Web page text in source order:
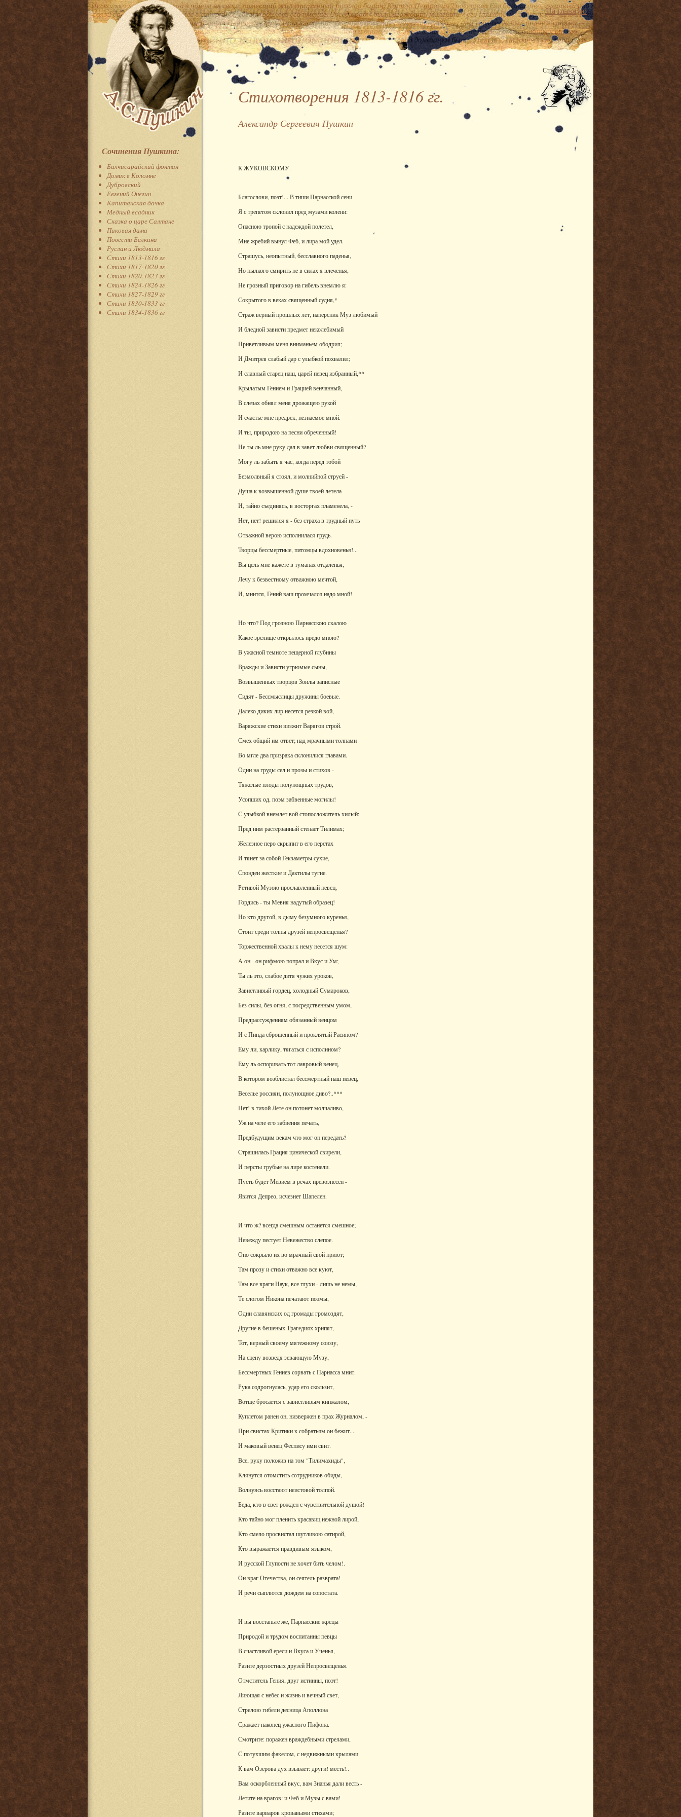
Сочинения Пушкина:
Бахчисарайский фонтан
Домик в Коломне
Дубровский
Евгений Онегин
Капитанская дочка
Медный всадник
Сказка о царе Салтане
Пиковая дама
Повести Белкина
Руслан и Людмила
Стихи 1813-1816 гг
Стихи 1817-1820 гг
Стихи 1820-1823 гг
Стихи 1824-1826 гг
Стихи 1827-1829 гг
Стихи 1830-1833 гг
Стихи 1834-1836 гг
На главную
Страница: 2
Стихотворения 1813-1816 гг.
Александр Сергеевич Пушкин
К ЖУКОВСКОМУ.
Благослови, поэт!... В тиши Парнасской сени
Я с трепетом склонил пред музами колени:
Опасною тропой с надеждой полетел,
Мне жребий вынул Феб, и лира мой удел.
Страшусь, неопытный, бесславного паденья,
Но пылкого смирить не в силах я влеченья,
Не грозный приговор на гибель внемлю я:
Сокрытого в веках священный судия,*
Страж верный прошлых лет, наперсник Муз любимый
И бледной зависти предмет неколебимый
Приветливым меня вниманьем ободрил;
И Дмитрев слабый дар с улыбкой похвалил;
И славный старец наш, царей певец избранный,**
Крылатым Гением и Грацией венчанный,
В слезах обнял меня дрожащею рукой
И счастье мне предрек, незнаемое мной.
И ты, природою на песни обреченный!
Не ты ль мне руку дал в завет любви священный?
Могу ль забыть я час, когда перед тобой
Безмолвный я стоял, и молнийной струей -
Душа к возвышенной душе твоей летела
И, тайно съединясь, в восторгах пламенела, -
Нет, нет! решился я - без страха в трудный путь
Отважной верою исполнилася грудь.
Творцы бессмертные, питомцы вдохновенья!...
Вы цель мне кажете в туманах отдаленья,
Лечу к безвестному отважною мечтой,
И, мнится, Гений ваш промчался надо мной!
Но что? Под грозною Парнасскою скалою
Какое зрелище открылось предо мною?
В ужасной темноте пещерной глубины
Вражды и Зависти угрюмые сыны,
Возвышенных творцов Зоилы записные
Сидят - Бессмыслицы дружины боевые.
Далеко диких лир несется резкой вой,
Варяжские стихи визжит Варягов строй.
Смех общий им ответ; над мрачными толпами
Во мгле два призрака склонилися главами.
Один на груды сел и прозы и стихов -
Тяжелые плоды полунощных трудов,
Усопших од, поэм забвенные могилы!
С улыбкой внемлет вой стопосложитель хилый:
Пред ним растерзанный стенает Тилимах;
Железное перо скрыпит в его перстах
И тянет за собой Гекзаметры сухие,
Спондеи жесткие и Дактилы тугие.
Ретивой Музою прославленный певец,
Гордись - ты Мевия надутый образец!
Но кто другой, в дыму безумного куренья,
Стоит среди толпы друзей непросвещенья?
Торжественной хвалы к нему несется шум:
А он - он рифмою попрал и Вкус и Ум;
Ты ль это, слабое дитя чужих уроков,
Завистливый гордец, холодный Сумароков,
Без силы, без огня, с посредственным умом,
Предрассуждениям обязанный венцом
И с Пинда сброшенный и проклятый Расином?
Ему ли, карлику, тягаться с исполином?
Ему ль оспоривать тот лавровый венец,
В котором возблистал бессмертный наш певец,
Веселье россиян, полунощное диво?..***
Нет! в тихой Лете он потонет молчаливо,
Уж на челе его забвения печать,
Предбудущим векам что мог он передать?
Страшилась Грация цинической свирели,
И персты грубые на лире костенели.
Пусть будет Мевием в речах превознесен -
Явится Депрео, исчезнет Шапелен.
И что ж? всегда смешным останется смешное;
Невежду пестует Невежество слепое.
Оно сокрыло их во мрачный свой приют;
Там прозу и стихи отважно все куют,
Там все враги Наук, все глухи - лишь не немы,
Те слогом Никона печатают поэмы,
Одни славянских од громады громоздят,
Другие в бешеных Трагедиях хрипят,
Тот, верный своему мятежному союзу,
На сцену возведя зевающую Музу,
Бессмертных Гениев сорвать с Парнасса мнит.
Рука содрогнулась, удар его скользит,
Вотще бросается с завистливым кинжалом,
Куплетом ранен он, низвержен в прах Журналом, -
При свистах Критики к собратьям он бежит....
И маковый венец Феспису ими свит.
Все, руку положив на том "Тилимахиды",
Клянутся отомстить сотрудников обиды,
Волнуясь восстают неистовой толпой.
Беда, кто в свет рожден с чувствительной душой!
Кто тайно мог пленить красавиц нежной лирой,
Кто смело просвистал шутливою сатирой,
Кто выражается правдивым языком,
И русской Глупости не хочет бить челом!.
Он враг Отечества, он сеятель разврата!
И речи сыплются дождем на сопостата.
И вы восстаньте же, Парнасские жрецы
Природой и трудом воспитанны певцы
В счастливой ереси и Вкуса и Ученья,
Разите дерзостных друзей Непросвещенья.
Отмститель Гения, друг истинны, поэт!
Лиющая с небес и жизнь и вечный свет,
Стрелою гибели десница Аполлона
Сражает наконец ужасного Пифона.
Смотрите: поражен враждебными стрелами,
С потухшим факелом, с недвижными крылами
К вам Озерова дух взывает: други! месть!..
Вам оскорбленный вкус, вам Знанья дали весть -
Летите на врагов: и Феб и Музы с вами!
Разите варваров кровавыми стихами;